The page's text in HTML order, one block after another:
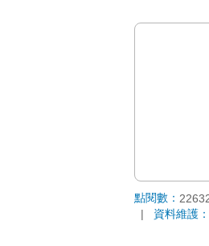
點閱數：
資料維護：